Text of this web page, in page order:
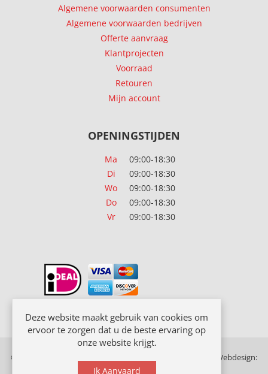
Algemene voorwaarden consumenten
Algemene voorwaarden bedrijven
Offerte aanvraag
Klantprojecten
Voorraad
Retouren
Mijn account
OPENINGSTIJDEN
Ma
09:00-18:30
Di
09:00-18:30
Wo
09:00-18:30
Do
09:00-18:30
Vr
09:00-18:30
© Copyright 2018 Officeplan. Alle rechten voorbehouden. Webdesign:
Rex Media
Deze website maakt gebruik van cookies om
ervoor te zorgen dat u de beste ervaring op
onze website krijgt.
Ik Aanvaard